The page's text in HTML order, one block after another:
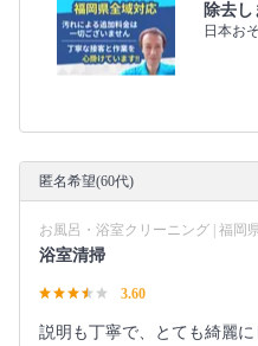
除去し
日本お
匿名希望(60代)
お風呂・浴室クリーニング | 福岡
浴室清掃
3.60
説明も丁寧で、とても綺麗に